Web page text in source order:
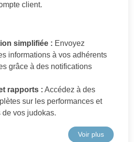
client.
simplifiée : Envoyez
informations à vos adhérents
grâce à des notifications
rapports : Accédez à des
sur les performances et
de vos judokas.
Voir plus